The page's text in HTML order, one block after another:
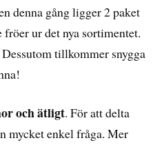
denna gång ligger 2 paket
fröer ur det nya sortimentet.
tillkommer snygga
och ätligt. För att delta
mycket enkel fråga. Mer